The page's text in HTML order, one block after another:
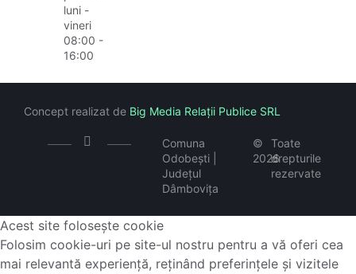
luni -
vineri
08:00 -
16:00
Comuna
Odobești |
Județul
Dâmbovița
©
2026
Toate
drepturile
rezervate
Concept realizat de Big Media Relații Publice SRL
Acest site folosește cookie
Folosim cookie-uri pe site-ul nostru pentru a vă oferi cea
mai relevantă experiență, reținând preferințele și vizitele